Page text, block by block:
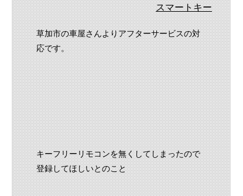
スマートキー
草加市の車屋さんよりアフターサービスの対
応です。
キーフリーリモコンを無くしてしまったので
登録してほしいとのこと